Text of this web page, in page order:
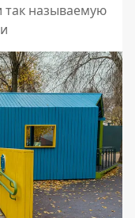
так называемую